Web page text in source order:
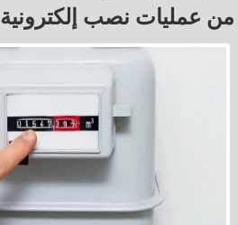
من عمليات نصب إلكترونية